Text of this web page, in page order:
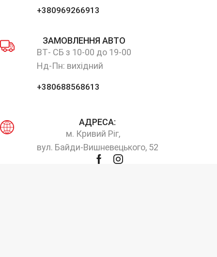
+380969266913
ЗАМОВЛЕННЯ АВТО
ВТ- СБ з 10-00 до 19-00
Нд-Пн: вихідний
+380688568613
АДРЕСА:
м. Кривий Ріг,
вул. Байди-Вишневецького, 52
FacebookInstagram